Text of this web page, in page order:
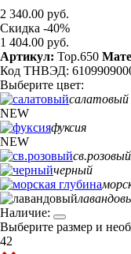
2 340.00 руб.
Скидка -40%
1 404.00 руб.
Артикул: Top.650
Код ТНВЭД:
Выберите цвет:
салатовый
NEW
фуксия
NEW
св.розовый
черный
Наличие:
Выберите размер и
42